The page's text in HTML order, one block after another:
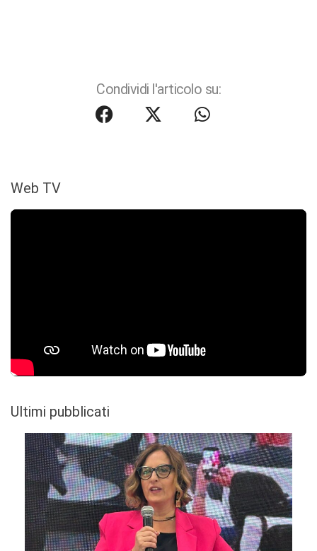
Condividi l'articolo su:
Web TV
Ultimi pubblicati